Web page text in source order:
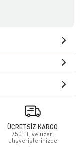
ÜCRETSİZ KARGO
750 TL ve üzeri
alışverişlerinizde